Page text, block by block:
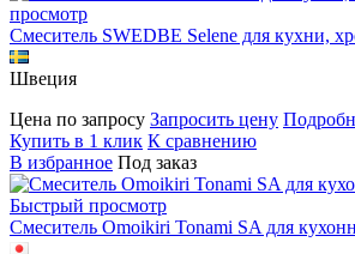
просмотр
Смеситель SWEDBE Selene для кухни,
Швеция
Цена по запросу Запросить цену
Купить в 1 клик К сравнению
В избранное Под заказ
Быстрый просмотр
Смеситель Omoikiri Tonami SA для